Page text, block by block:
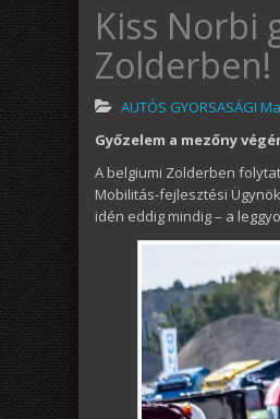
Kiss Norbi
Zolderben!
AUTÓS GYORSASÁGI
Győzelem a mezőny
A belgiumi Zolderben
Mobilitás-fejlesztési
idén eddig mindig – a